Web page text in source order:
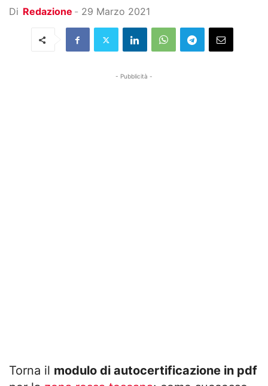
Di Redazione - 29 Marzo 2021
- Pubblicità -
Torna il modulo di autocertificazione in pdf